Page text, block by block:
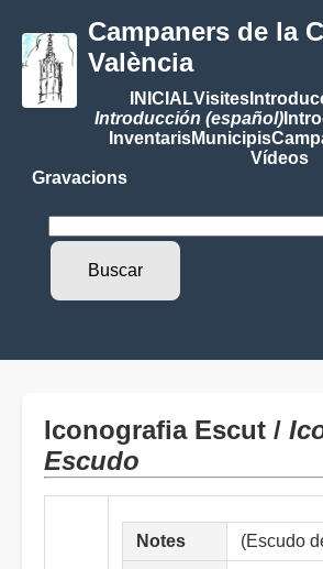
Campaners de la
València
INICIALVisites
Introducción (español)
InventarisMunicipis
Vídeos
Gravacions
Iconografia Escut /
Escudo
Notes (Escudo